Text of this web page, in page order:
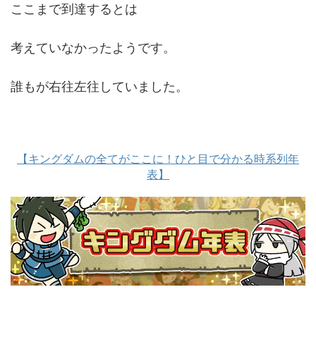
ここまで到達するとは
考えていなかったようです。
誰もが右往左往していました。
【キングダムの全てがここに！ひと目で分かる時系列年
表】